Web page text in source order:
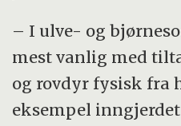
– I ulve- og
mest vanlig med
og rovdyr fysisk fra
eksempel